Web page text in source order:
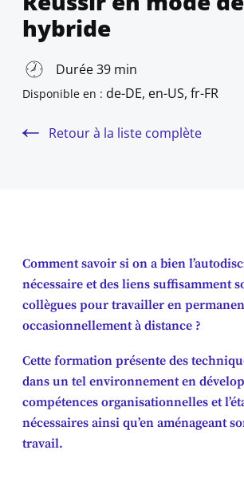
hybride
Durée 39 min
Disponible en : de-DE, en-US, fr-FR
Retour à la liste complète
Comment savoir si on a bien
nécessaire et des liens suffisamment
collègues pour travailler en
occasionnellement à distance ?
Cette formation présente des
dans un tel environnement en
compétences organisationnelles et
nécessaires ainsi qu’en aménageant
travail.